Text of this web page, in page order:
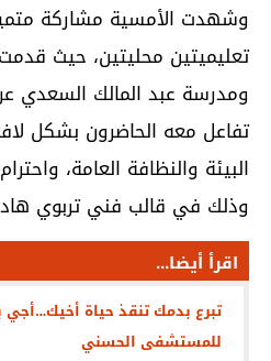
وشهدت الأمسية مشاركة
تعليميتين محليتين، حيث
ومدرسة عبد المالك السعدي
تفاعل معه الحاضرون بشكل
البيئة والنظافة العامة،
وذلك في قالب فني تربوي
اقرأ أيضا...
تبرع بدمك تنقذ حياة أخيك…أجي
للمستشفى الحسني